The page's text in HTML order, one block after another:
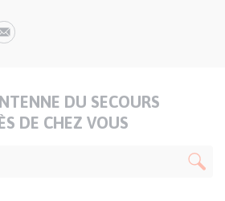
DU SECOURS
DE CHEZ VOUS